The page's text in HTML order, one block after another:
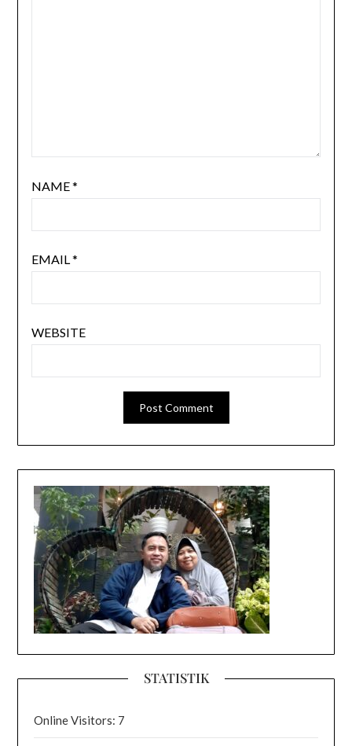
NAME*
EMAIL*
WEBSITE
STATISTIK
Online Visitors: 7